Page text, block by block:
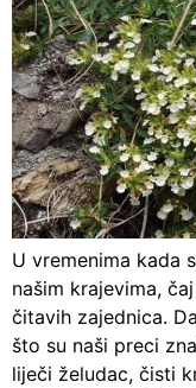
U vremenima kada
našim krajevima,
čitavih zajednica.
što su naši preci
liječi želudac, čisti